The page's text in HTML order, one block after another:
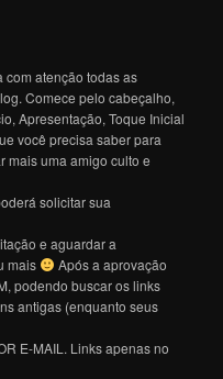
com atenção todas as
Comece pelo cabeçalho,
Apresentação, Toque Inicial
você precisa saber para
mais uma amigo culto e
solicitar sua
e aguardar a
mais
Após a aprovação
podendo buscar os links
antigas (enquanto seus
E-MAIL. Links apenas no